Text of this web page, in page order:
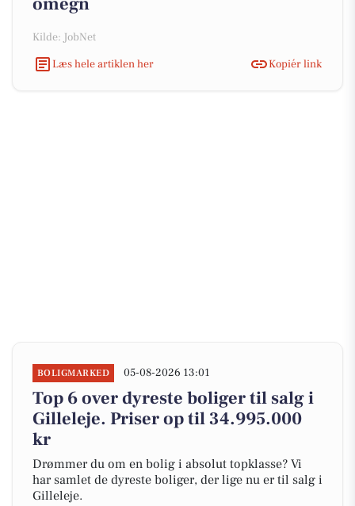
Kilde: JobNet
Læs hele artiklen her
Kopiér link
BOLIGMARKED 05-08-2026 13:01
Top 6 over dyreste boliger til salg i
Gilleleje. Priser op til 34.995.000
kr
Drømmer du om en bolig i absolut topklasse? Vi
har samlet de dyreste boliger, der lige nu er til salg i
Gilleleje.